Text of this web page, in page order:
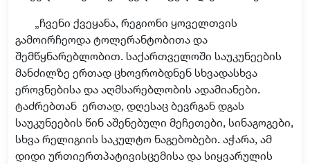
„ჩვენი ქვეყანა, რეგიონი ყოველთვის
გამოირჩეოდა ტოლერანტობითა და
შემწყნარებლობით. საქართველოში საუკუნეების
მანძილზე ერთად ცხოვრობდნენ სხვადასხვა
ეროვნებისა და აღმსარებლობის ადამიანები.
ტაძრებთან ერთად, დღესაც ბევრგან დგას
საუკუნეების წინ აშენებული მეჩეთები, სინაგოგები,
სხვა რელიგიის საკულტო ნაგებობები. აჭარა, ამ
დიდი ურთიერთპატივისცემისა და სიყვარულის